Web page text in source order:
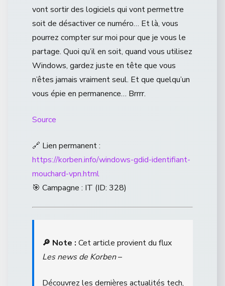
vont sortir des logiciels qui vont permettre
soit de désactiver ce numéro… Et là, vous
pourrez compter sur moi pour que je vous le
partage. Quoi qu’il en soit, quand vous utilisez
Windows, gardez juste en tête que vous
n’êtes jamais vraiment seul. Et que quelqu’un
vous épie en permanence… Brrrr.
Source
🔗 Lien permanent :
https://korben.info/windows-gdid-identifiant-
mouchard-vpn.html
🎯 Campagne : IT (ID: 328)
🔎 Note : Cet article provient du flux
Les news de Korben–
Découvrez les dernières actualités tech,